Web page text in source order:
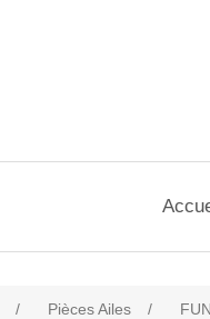
/ Pièces Ailes /